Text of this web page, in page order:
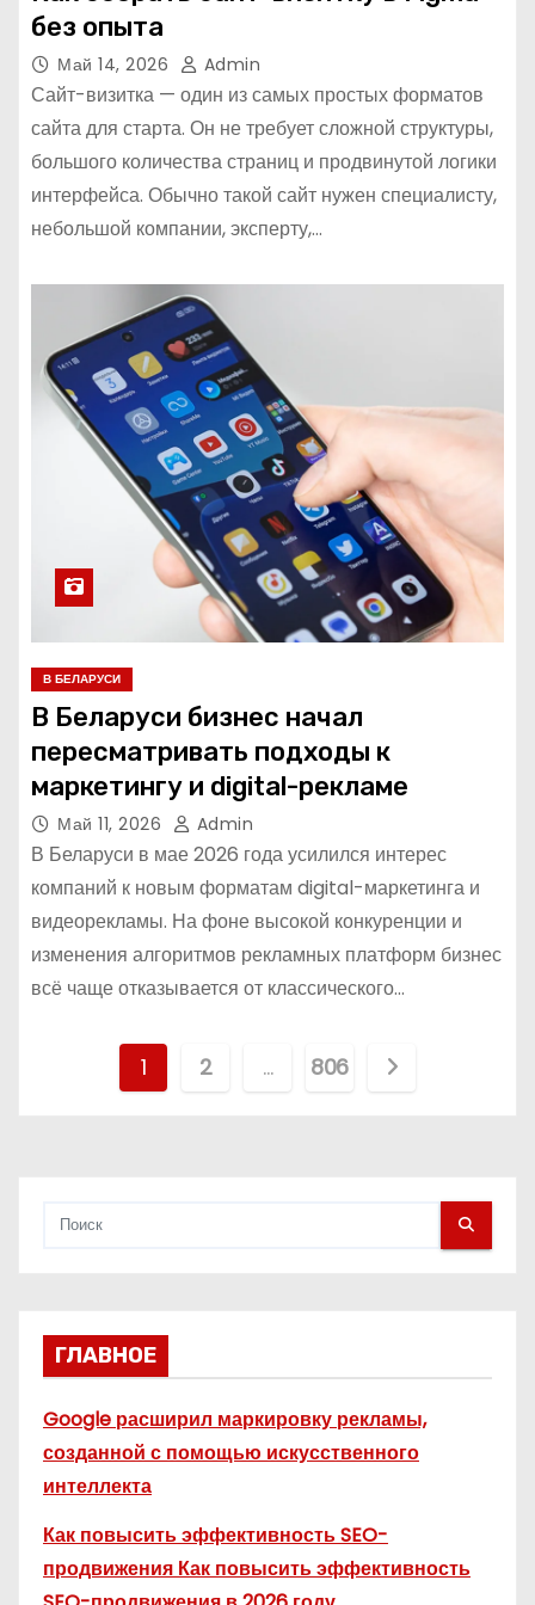
без опыта
Май 14, 2026 Admin
Сайт-визитка — один из самых простых форматов
сайта для старта. Он не требует сложной структуры,
большого количества страниц и продвинутой логики
интерфейса. Обычно такой сайт нужен специалисту,
небольшой компании, эксперту,…
В БЕЛАРУСИ
В Беларуси бизнес начал
пересматривать подходы к
маркетингу и digital-рекламе
Май 11, 2026 Admin
В Беларуси в мае 2026 года усилился интерес
компаний к новым форматам digital-маркетинга и
видеорекламы. На фоне высокой конкуренции и
изменения алгоритмов рекламных платформ бизнес
всё чаще отказывается от классического…
ц
и
я
з
а
1 2 … 806
ГЛАВНОЕ
Google расширил маркировку рекламы,
созданной с помощью искусственного
интеллекта
Как повысить эффективность SEO-
продвижения Как повысить эффективность